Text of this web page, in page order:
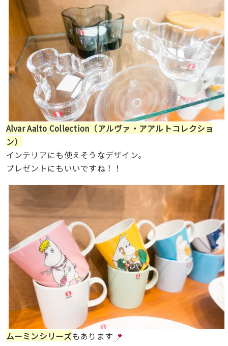
Alvar Aalto Collection（アルヴァ・アアルトコレクショ
ン）
インテリアにも使えそうなデザイン。
プレゼントにもいいですね！！
ムーミンシリーズもあります